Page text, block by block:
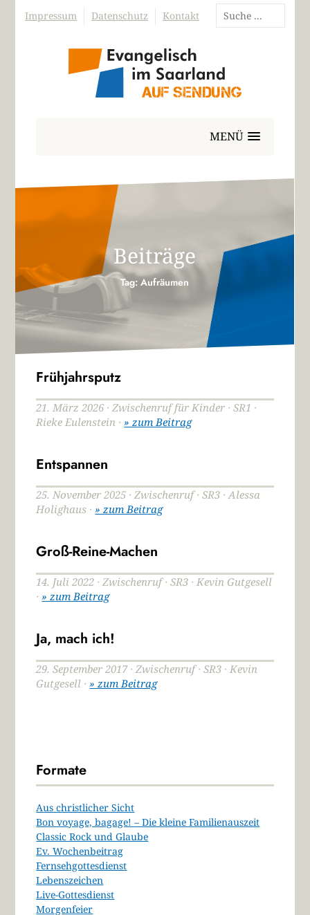
Impressum Datenschutz Kontakt
MENÜ
Beiträge
Tag: Aufräumen
Frühjahrsputz
21. März 2026 · Zwischenruf für Kinder · SR1 ·
Rieke Eulenstein ·» zum Beitrag
Entspannen
25. November 2025 · Zwischenruf · SR3 · Alessa
Holighaus ·» zum Beitrag
Groß-Reine-Machen
14. Juli 2022 · Zwischenruf · SR3 · Kevin Gutgesell
·» zum Beitrag
Ja, mach ich!
29. September 2017 · Zwischenruf · SR3 · Kevin
Gutgesell ·» zum Beitrag
Formate
Aus christlicher Sicht
Bon voyage, bagage! – Die kleine Familienauszeit
Classic Rock und Glaube
Ev. Wochenbeitrag
Fernsehgottesdienst
Lebenszeichen
Live-Gottesdienst
Morgenfeier